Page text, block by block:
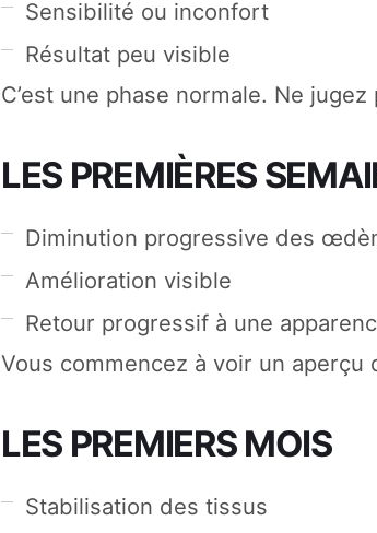
Sensibilité ou inconfort
Résultat peu visible
C’est une phase normale. Ne
LES PREMIÈRES
Diminution progressive des
Amélioration visible
Retour progressif à une
Vous commencez à voir un aperçu
LES PREMIERS MOIS
Stabilisation des tissus